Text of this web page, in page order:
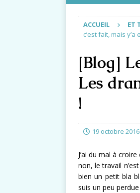
ACCUEIL ET
c’est fait, mais
[Blog]
Les
!
19 octobre 2016
J’ai du mal à
non, le travail
bien un petit bla
suis un peu